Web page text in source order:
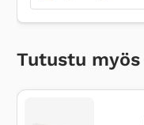
Tutustu myös